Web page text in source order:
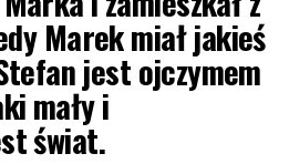
Marek miał jakieś
jest ojczymem
mały i
świat.